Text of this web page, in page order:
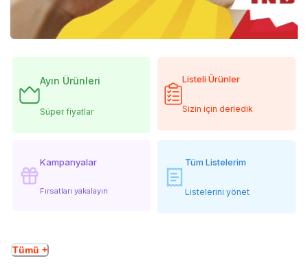
Ayın Ürünleri
Süper fiyatlar
Listeli Ürünler
Sizin için derledik
Kampanyalar
Fırsatları yakalayın
Tüm Listelerim
Listelerini yönet
Tümü +